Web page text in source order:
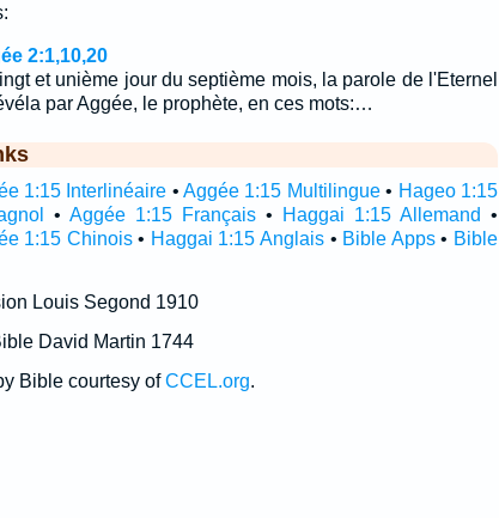
2:1,10,20
et unième jour du septième mois, la parole de l'Eternel
par Aggée, le prophète, en ces mots:…
1:15 Interlinéaire •Aggée 1:15 Multilingue• Hageo 1:15
• Aggée 1:15 Français• Haggai 1:15 Allemand •
1:15 Chinois• Haggai 1:15 Anglais • Bible Apps• Bible
Louis Segond 1910
David Martin 1744
Bible courtesy ofCCEL.org.